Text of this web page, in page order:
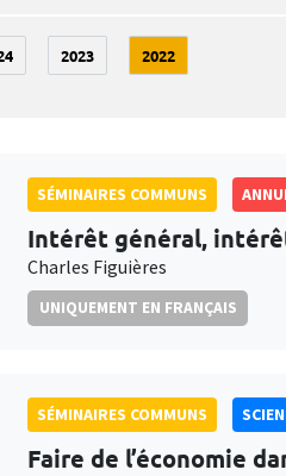
2023 2022
SÉMINAIRES COMMUNS
Intérêt général,
Charles Figuières
UNIQUEMENT EN FRANÇAIS
SÉMINAIRES COMMUNS
Faire de l’économie